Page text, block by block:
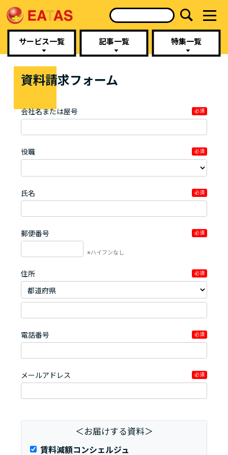
サービス一覧 記事一覧 特集一覧
資料請求フォーム
会社名または屋号 必須
役職 必須
氏名 必須
郵便番号 必須
※ハイフンなし
住所 必須
電話番号 必須
メールアドレス 必須
＜お届けする資料＞
賃料減額コンシェルジュ